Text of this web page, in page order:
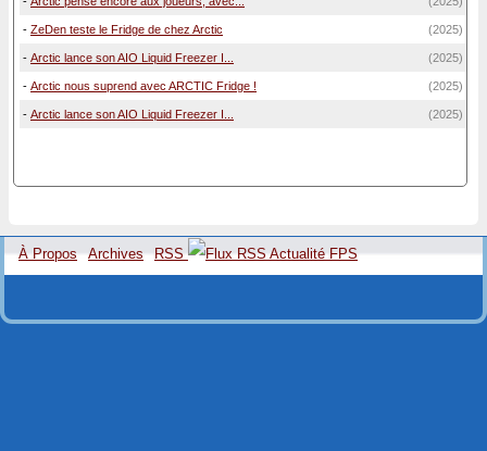
- ZeDen teste le Fridge de chez Arctic (2025)
- Arctic lance son AIO Liquid Freezer I... (2025)
- Arctic nous suprend avec ARCTIC Fridge ! (2025)
- Arctic lance son AIO Liquid Freezer I... (2025)
À Propos Archives RSS